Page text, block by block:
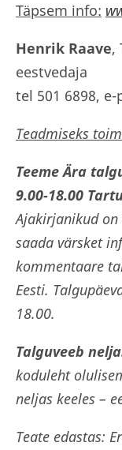
Täpsem info:
Henrik Raave,
eestvedaja
tel 501 6898, e-
Teadmiseks
Teeme Ära
9.00-18.00
Ajakirjanikud
saada värsket
kommentaare
Eesti.
18.00.
Talguveeb
koduleht
neljas keeles –
Teate edastas: